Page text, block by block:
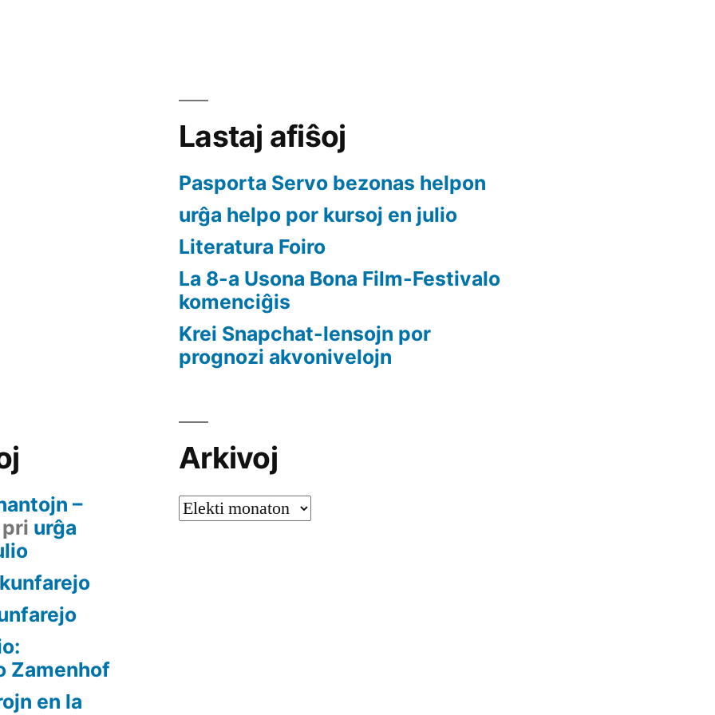
Lastaj afiŝoj
Pasporta Servo bezonas helpon
urĝa helpo por kursoj en julio
Literatura Foiro
La 8-a Usona Bona Film-Festivalo
komenciĝis
Krei Snapchat-lensojn por
prognozi akvonivelojn
–
pri urĝa
Zamenhof
en la
Arkivoj
Arkivoj